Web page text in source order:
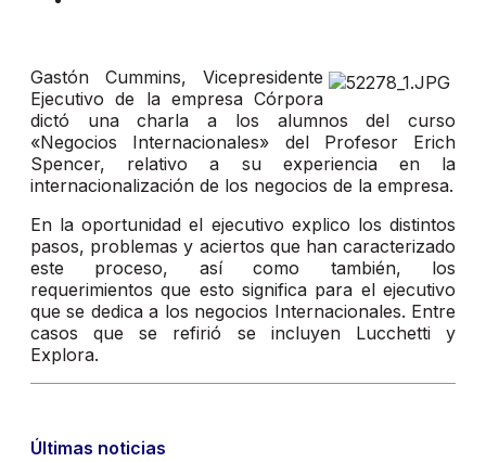
Gastón Cummins, Vicepresidente
Ejecutivo de la empresa Córpora
dictó una charla a los alumnos del curso
«Negocios Internacionales» del Profesor Erich
Spencer, relativo a su experiencia en la
internacionalización de los negocios de la empresa.
En la oportunidad el ejecutivo explico los distintos
pasos, problemas y aciertos que han caracterizado
este proceso, así como también, los
requerimientos que esto significa para el ejecutivo
que se dedica a los negocios Internacionales. Entre
casos que se refirió se incluyen Lucchetti y
Explora.
Últimas noticias